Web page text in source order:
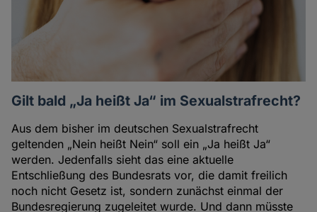
Gilt bald „Ja heißt Ja“ im Sexualstrafrecht?
Aus dem bisher im deutschen Sexualstrafrecht
geltenden „Nein heißt Nein“ soll ein „Ja heißt Ja“
werden. Jedenfalls sieht das eine aktuelle
Entschließung des Bundesrats vor, die damit freilich
noch nicht Gesetz ist, sondern zunächst einmal der
Bundesregierung zugeleitet wurde. Und dann müsste